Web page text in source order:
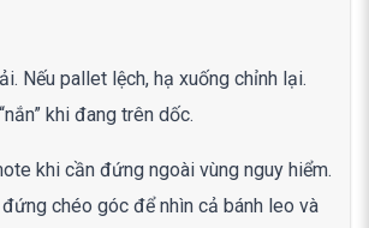
Nếu pallet lệch, hạ xuống chỉnh lại.
khi đang trên dốc.
khi cần đứng ngoài vùng nguy hiểm.
chéo góc để nhìn cả bánh leo và